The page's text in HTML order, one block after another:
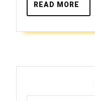
READ MORE